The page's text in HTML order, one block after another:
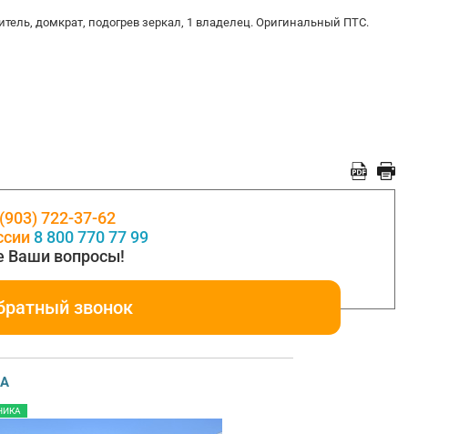
домкрат, подогрев зеркал, 1 владелец. Оригинальный ПТС.
722-37-62
8 800 770 77 99
Ваши вопросы!
звонок